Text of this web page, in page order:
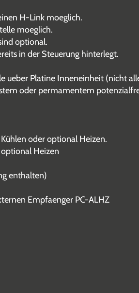
H-Link moeglich.
moeglich.
optional.
in der Steuerung hinterlegt.
ueber Platine Inneneinheit (nicht
oder permamentem
oder optional Heizen.
Heizen
enthalten)
Empfaenger PC-ALHZ